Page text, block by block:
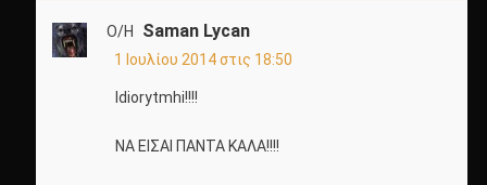
Ο/Η Saman Lycan
1 Ιουλίου 2014 στις 18:50
Idiorytmhi!!!!
ΝΑ ΕΙΣΑΙ ΠΑΝΤΑ ΚΑΛΑ!!!!